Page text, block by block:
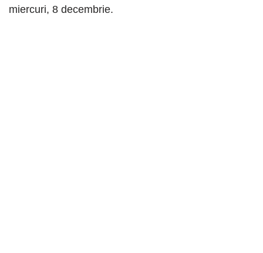
miercuri, 8 decembrie.